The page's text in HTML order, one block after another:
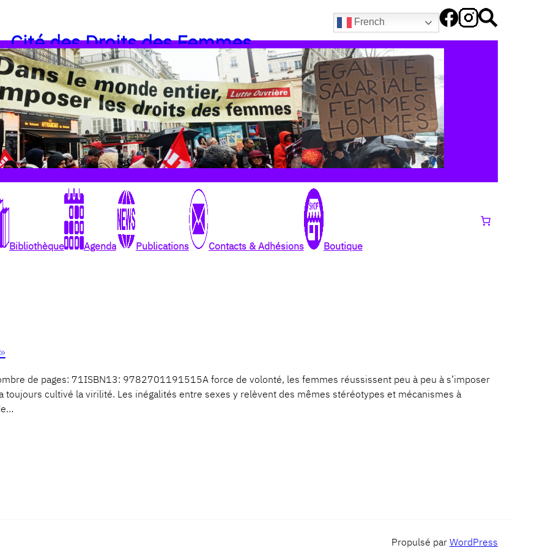
French
Cité des Droits des Femmes
Bibliothèque Agenda Publications Contacts & Adhésions Boutique
de pages: 71ISBN13: 9782701191515A force de volonté, les femmes réussissent peu à peu à s’imposer
cultivé la virilité. Les inégalités entre sexes y relèvent des mêmes stéréotypes et mécanismes à
Propulsé par WordPress